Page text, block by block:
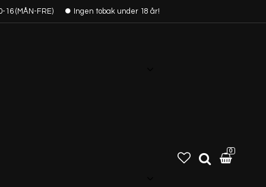
16 (MÅN-FRE) Ingen tobak under 18 år!
0